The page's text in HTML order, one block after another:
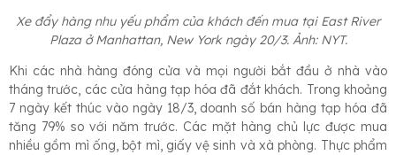
Xe đẩy hàng nhu yếu phẩm của khách đến mua tại East River
Plaza ở Manhattan, New York ngày 20/3. Ảnh: NYT.
Khi các nhà hàng đóng cửa và mọi người bắt đầu ở nhà vào
tháng trước, các cửa hàng tạp hóa đã đắt khách. Trong khoảng
7 ngày kết thúc vào ngày 18/3, doanh số bán hàng tạp hóa đã
tăng 79% so với năm trước. Các mặt hàng chủ lực được mua
nhiều gồm mì ống, bột mì, giấy vệ sinh và xà phòng. Thực phẩm